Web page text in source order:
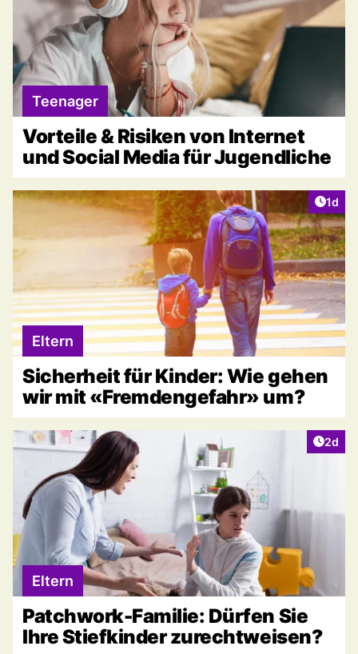
Teenager
Vorteile & Risiken von Internet
und Social Media für Jugendliche
1d
Eltern
Sicherheit für Kinder: Wie gehen
wir mit «Fremdengefahr» um?
2d
Eltern
Patchwork-Familie: Dürfen Sie
Ihre Stiefkinder zurechtweisen?